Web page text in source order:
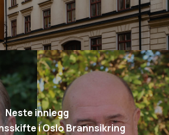
Neste innlegg
i Oslo Brannsikring